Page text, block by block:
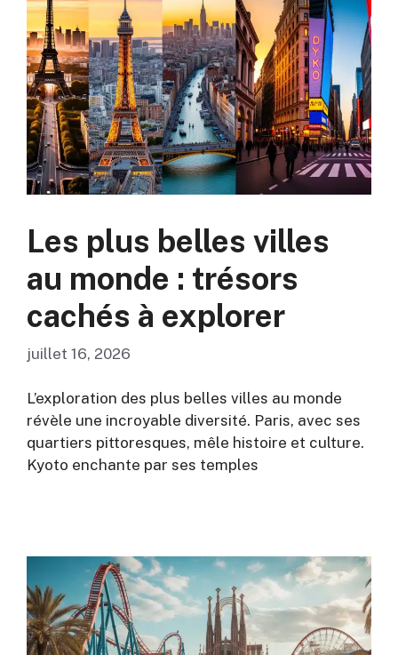
Les plus belles villes
au monde : trésors
cachés à explorer
juillet 16, 2026
L’exploration des plus belles villes au monde
révèle une incroyable diversité. Paris, avec ses
quartiers pittoresques, mêle histoire et culture.
Kyoto enchante par ses temples